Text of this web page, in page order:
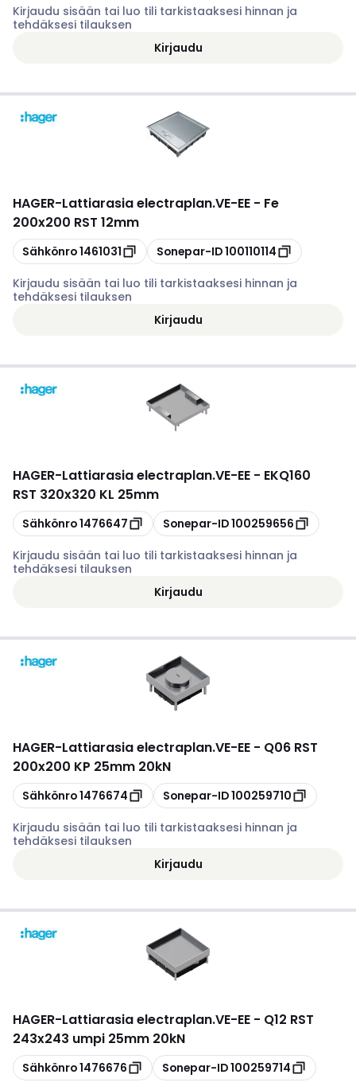
Kirjaudu sisään tai luo tili tarkistaaksesi hinnan ja
tehdäksesi tilauksen
Kirjaudu
HAGER-Lattiarasia electraplan.VE-EE - Fe
200x200 RST 12mm
Kopioi
Sähkönro1461031 Kopioi
Sonepar-ID100110114
Kirjaudu sisään tai luo tili tarkistaaksesi hinnan ja
tehdäksesi tilauksen
Kirjaudu
HAGER-Lattiarasia electraplan.VE-EE - EKQ160
RST 320x320 KL 25mm
Kopioi
Sähkönro1476647 Kopioi
Sonepar-ID100259656
Kirjaudu sisään tai luo tili tarkistaaksesi hinnan ja
tehdäksesi tilauksen
Kirjaudu
HAGER-Lattiarasia electraplan.VE-EE - Q06 RST
200x200 KP 25mm 20kN
Kopioi
Sähkönro1476674 Kopioi
Sonepar-ID100259710
Kirjaudu sisään tai luo tili tarkistaaksesi hinnan ja
tehdäksesi tilauksen
Kirjaudu
HAGER-Lattiarasia electraplan.VE-EE - Q12 RST
243x243 umpi 25mm 20kN
Kopioi
Sähkönro1476676 Kopioi
Sonepar-ID100259714